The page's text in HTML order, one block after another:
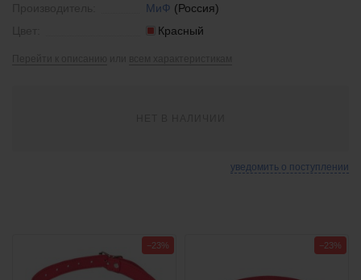
МиФ (Россия)
Красный
уведомить о поступлении
−23% −23%